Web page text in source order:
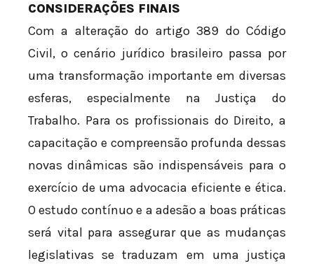
CONSIDERAÇÕES FINAIS
Com a alteração do artigo 389 do Código
Civil, o cenário jurídico brasileiro passa por
uma transformação importante em diversas
esferas, especialmente na Justiça do
Trabalho. Para os profissionais do Direito, a
capacitação e compreensão profunda dessas
novas dinâmicas são indispensáveis para o
exercício de uma advocacia eficiente e ética.
O estudo contínuo e a adesão a boas práticas
será vital para assegurar que as mudanças
legislativas se traduzam em uma justiça